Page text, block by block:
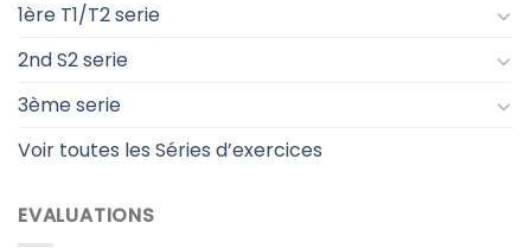
1ère T1/T2 serie
2nd S2 serie
3ème serie
Voir toutes les Séries d’exercices
EVALUATIONS